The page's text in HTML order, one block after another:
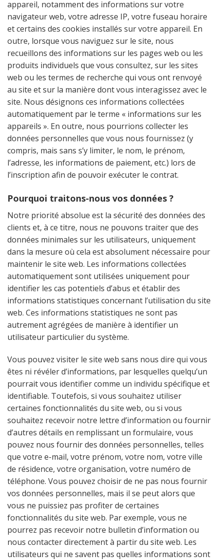
appareil, notamment des informations sur votre
navigateur web, votre adresse IP, votre fuseau horaire
et certains des cookies installés sur votre appareil. En
outre, lorsque vous naviguez sur le site, nous
recueillons des informations sur les pages web ou les
produits individuels que vous consultez, sur les sites
web ou les termes de recherche qui vous ont renvoyé
au site et sur la manière dont vous interagissez avec le
site. Nous désignons ces informations collectées
automatiquement par le terme « informations sur les
appareils ». En outre, nous pourrions collecter les
données personnelles que vous nous fournissez (y
compris, mais sans s’y limiter, le nom, le prénom,
l’adresse, les informations de paiement, etc.) lors de
l’inscription afin de pouvoir exécuter le contrat.
Pourquoi traitons-nous vos données ?
Notre priorité absolue est la sécurité des données des
clients et, à ce titre, nous ne pouvons traiter que des
données minimales sur les utilisateurs, uniquement
dans la mesure où cela est absolument nécessaire pour
maintenir le site web. Les informations collectées
automatiquement sont utilisées uniquement pour
identifier les cas potentiels d’abus et établir des
informations statistiques concernant l’utilisation du site
web. Ces informations statistiques ne sont pas
autrement agrégées de manière à identifier un
utilisateur particulier du système.
Vous pouvez visiter le site web sans nous dire qui vous
êtes ni révéler d’informations, par lesquelles quelqu’un
pourrait vous identifier comme un individu spécifique et
identifiable. Toutefois, si vous souhaitez utiliser
certaines fonctionnalités du site web, ou si vous
souhaitez recevoir notre lettre d’information ou fournir
d’autres détails en remplissant un formulaire, vous
pouvez nous fournir des données personnelles, telles
que votre e-mail, votre prénom, votre nom, votre ville
de résidence, votre organisation, votre numéro de
téléphone. Vous pouvez choisir de ne pas nous fournir
vos données personnelles, mais il se peut alors que
vous ne puissiez pas profiter de certaines
fonctionnalités du site web. Par exemple, vous ne
pourrez pas recevoir notre bulletin d’information ou
nous contacter directement à partir du site web. Les
utilisateurs qui ne savent pas quelles informations sont